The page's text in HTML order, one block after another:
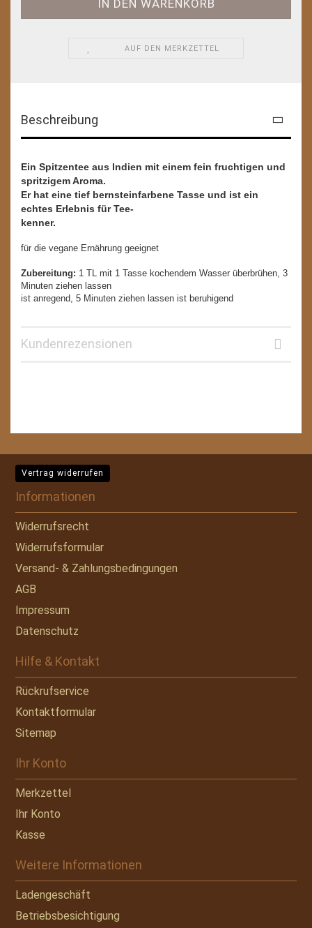
AUF DEN MERKZETTEL
Beschreibung
Ein Spitzentee aus Indien mit einem fein fruchtigen und
spritzigem Aroma.
Er hat eine tief bernsteinfarbene Tasse und ist ein
echtes Erlebnis für Tee-
kenner.
für die vegane Ernährung geeignet
Zubereitung: 1 TL mit 1 Tasse kochendem Wasser überbrühen, 3
Minuten ziehen lassen
ist anregend, 5 Minuten ziehen lassen ist beruhigend
Kundenrezensionen
Vertrag widerrufen
Informationen
Widerrufsrecht
Widerrufsformular
Versand- & Zahlungsbedingungen
AGB
Impressum
Datenschutz
Hilfe & Kontakt
Rückrufservice
Kontaktformular
Sitemap
Ihr Konto
Merkzettel
Ihr Konto
Kasse
Weitere Informationen
Ladengeschäft
Betriebsbesichtigung